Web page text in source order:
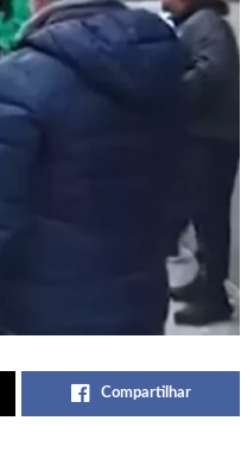
Compartilhar